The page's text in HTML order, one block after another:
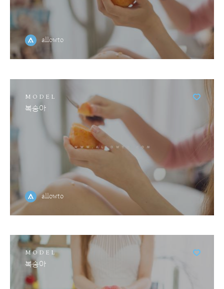
allowto
MODEL
복숭아
allowto
MODEL
복숭아